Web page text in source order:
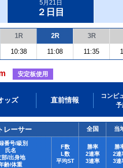
5月21日
２日目
1R 2R 3R
10:38 11:08 11:35
安定板使用
ッズ 直前情報
コンピ
予
レーサー 全国 当
番号/級別
氏名
部/出身地
齢/体重
F数
L数
平均ST
勝率
2連率
3連率
勝
2連
3連